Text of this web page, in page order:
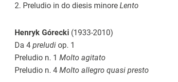
2. Preludio in do diesis minore Lento
Henryk Górecki (1933-2010)
Da 4 preludi op. 1
Preludio n. 1 Molto agitato
Preludio n. 4 Molto allegro quasi presto